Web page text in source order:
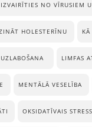
NO VĪRUSIEM
HOLESTERĪNU
LIMFAS
MENTĀLĀ VESELĪBA
OKSIDATĪVAIS STRESS